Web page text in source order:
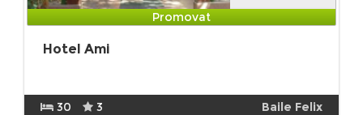
Promovat
Hotel Ami
30 3 Baile Felix